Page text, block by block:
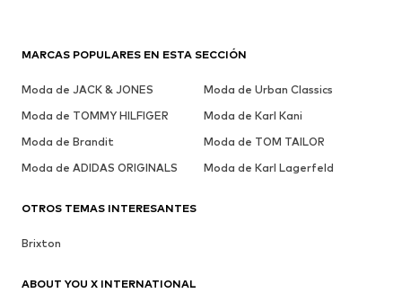
MARCAS POPULARES EN ESTA SECCIÓN
Moda de JACK & JONES
Moda de Urban Classics
Moda de TOMMY HILFIGER
Moda de Karl Kani
Moda de Brandit
Moda de TOM TAILOR
Moda de ADIDAS ORIGINALS
Moda de Karl Lagerfeld
OTROS TEMAS INTERESANTES
Brixton
ABOUT YOU X INTERNATIONAL